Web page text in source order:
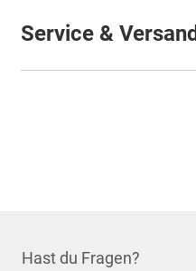
Service & Versand
Hast du Fragen?